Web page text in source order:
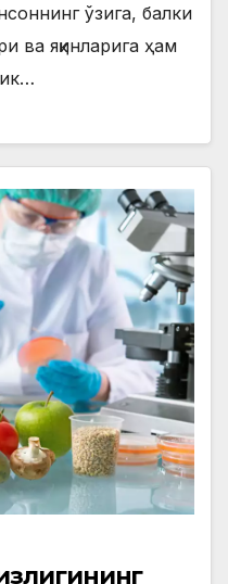
ўзига, балки
ва яқинларига ҳам